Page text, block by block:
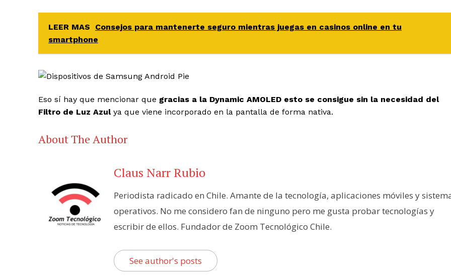
LEER MAS
Consejos para mantenerte seguro mientras juegas en casinos online en tu
smartphone
Eso sí hay que mencionar que gracias a la Dynamic AMOLED esto se consigue sin la necesidad del
Filtro de Luz Azulya que viene incorporado en la pantalla de forma nativa.
About The Author
Claus Narr Rubio
Periodista radicado en Chile. Amante de la tecnología, aplicaciones móviles y
operativos. No me considero fan de ninguno pero me gusta probar tecnologías y
escribir de ellos. Fundador de Zoom Tecnológico Chile.
See author's posts